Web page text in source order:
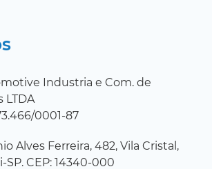
Industria e Com. de
LTDA
0001-87
Alves Ferreira, 482, Vila Cristal,
SP. CEP: 14340-000